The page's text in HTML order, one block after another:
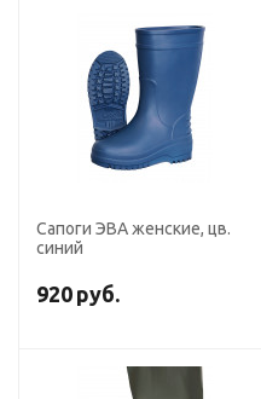
Сапоги ЭВА женские, цв.
синий
920 руб.